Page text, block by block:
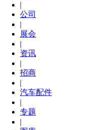
|
公司
|
展会
|
资讯
|
招商
|
汽车配件
|
专题
|